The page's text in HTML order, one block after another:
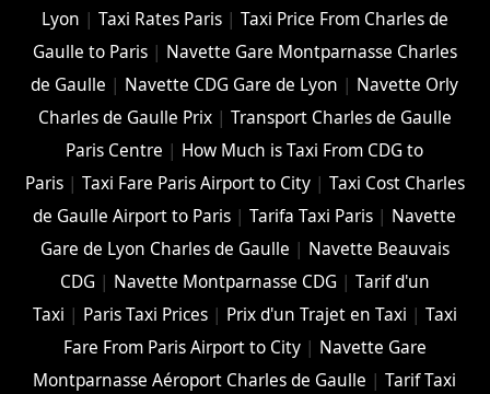
Lyon | Taxi Rates Paris| Taxi Price From Charles de
Gaulle to Paris| Navette Gare Montparnasse Charles
de Gaulle | Navette CDG Gare de Lyon | Navette Orly
Charles de Gaulle Prix| Transport Charles de Gaulle
Paris Centre | How Much is Taxi From CDG to
Paris| Taxi Fare Paris Airport to City| Taxi Cost Charles
de Gaulle Airport to Paris |Tarifa Taxi Paris | Navette
Gare de Lyon Charles de Gaulle | Navette Beauvais
CDG | Navette Montparnasse CDG | Tarif d'un
Taxi | Paris Taxi Prices| Prix d'un Trajet en Taxi | Taxi
Fare From Paris Airport to City| Navette Gare
Montparnasse Aéroport Charles de Gaulle |Tarif Taxi